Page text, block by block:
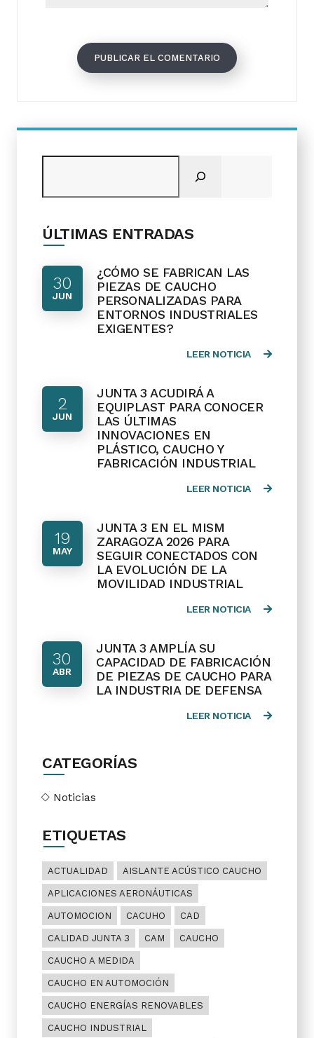
ÚLTIMAS ENTRADAS
30
JUN
¿CÓMO SE FABRICAN LAS
PIEZAS DE CAUCHO
PERSONALIZADAS PARA
ENTORNOS INDUSTRIALES
EXIGENTES?
LEER NOTICIA
2
JUN
JUNTA 3 ACUDIRÁ A
EQUIPLAST PARA CONOCER
LAS ÚLTIMAS
INNOVACIONES EN
PLÁSTICO, CAUCHO Y
FABRICACIÓN INDUSTRIAL
LEER NOTICIA
19
MAY
JUNTA 3 EN EL MISM
ZARAGOZA 2026 PARA
SEGUIR CONECTADOS CON
LA EVOLUCIÓN DE LA
MOVILIDAD INDUSTRIAL
LEER NOTICIA
30
ABR
JUNTA 3 AMPLÍA SU
CAPACIDAD DE FABRICACIÓN
DE PIEZAS DE CAUCHO PARA
LA INDUSTRIA DE DEFENSA
LEER NOTICIA
CATEGORÍAS
Noticias
ETIQUETAS
ACTUALIDAD AISLANTE ACÚSTICO CAUCHO
APLICACIONES AERONÁUTICAS
AUTOMOCION CACUHO CAD
CALIDAD JUNTA 3 CAM CAUCHO
CAUCHO A MEDIDA
CAUCHO EN AUTOMOCIÓN
CAUCHO ENERGÍAS RENOVABLES
CAUCHO INDUSTRIAL